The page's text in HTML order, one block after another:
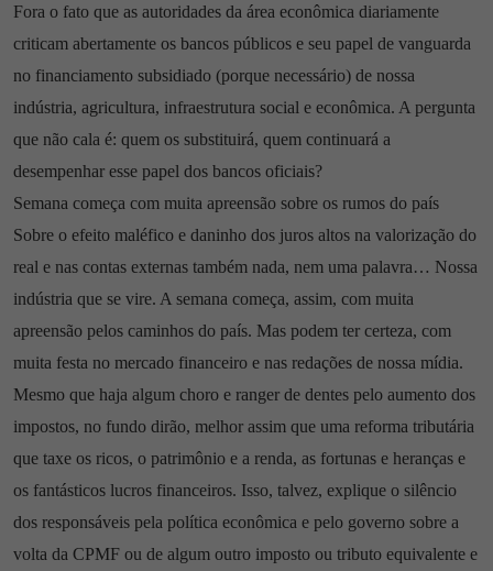
Fora o fato que as autoridades da área econômica diariamente
criticam abertamente os bancos públicos e seu papel de vanguarda
no financiamento subsidiado (porque necessário) de nossa
indústria, agricultura, infraestrutura social e econômica. A pergunta
que não cala é: quem os substituirá, quem continuará a
desempenhar esse papel dos bancos oficiais?
Semana começa com muita apreensão sobre os rumos do país
Sobre o efeito maléfico e daninho dos juros altos na valorização do
real e nas contas externas também nada, nem uma palavra… Nossa
indústria que se vire. A semana começa, assim, com muita
apreensão pelos caminhos do país. Mas podem ter certeza, com
muita festa no mercado financeiro e nas redações de nossa mídia.
Mesmo que haja algum choro e ranger de dentes pelo aumento dos
impostos, no fundo dirão, melhor assim que uma reforma tributária
que taxe os ricos, o patrimônio e a renda, as fortunas e heranças e
os fantásticos lucros financeiros. Isso, talvez, explique o silêncio
dos responsáveis pela política econômica e pelo governo sobre a
volta da CPMF ou de algum outro imposto ou tributo equivalente e